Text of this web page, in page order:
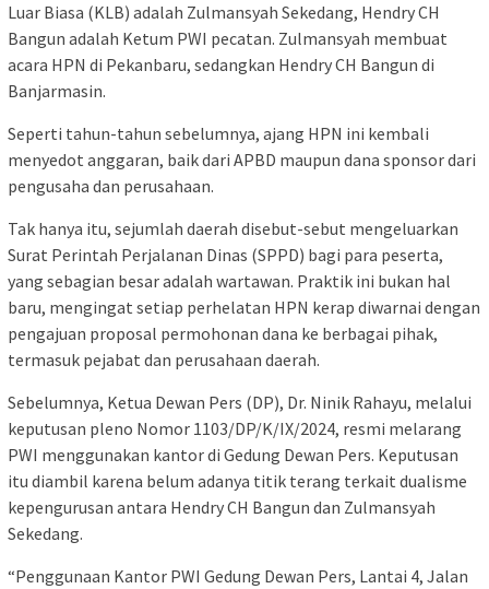
Luar Biasa (KLB) adalah Zulmansyah Sekedang, Hendry CH
Bangun adalah Ketum PWI pecatan. Zulmansyah membuat
acara HPN di Pekanbaru, sedangkan Hendry CH Bangun di
Banjarmasin.
Seperti tahun-tahun sebelumnya, ajang HPN ini kembali
menyedot anggaran, baik dari APBD maupun dana sponsor dari
pengusaha dan perusahaan.
Tak hanya itu, sejumlah daerah disebut-sebut mengeluarkan
Surat Perintah Perjalanan Dinas (SPPD) bagi para peserta,
yang sebagian besar adalah wartawan. Praktik ini bukan hal
baru, mengingat setiap perhelatan HPN kerap diwarnai dengan
pengajuan proposal permohonan dana ke berbagai pihak,
termasuk pejabat dan perusahaan daerah.
Sebelumnya, Ketua Dewan Pers (DP), Dr. Ninik Rahayu, melalui
keputusan pleno Nomor 1103/DP/K/IX/2024, resmi melarang
PWI menggunakan kantor di Gedung Dewan Pers. Keputusan
itu diambil karena belum adanya titik terang terkait dualisme
kepengurusan antara Hendry CH Bangun dan Zulmansyah
Sekedang.
“Penggunaan Kantor PWI Gedung Dewan Pers, Lantai 4, Jalan